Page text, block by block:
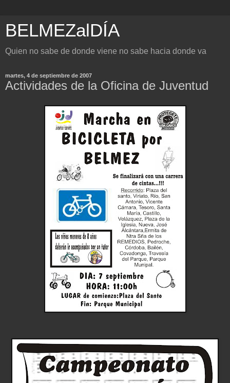
BELMEZalDÍA
Quien no sabe de donde viene no sabe hacia donde va
martes, 4 de septiembre de 2007
Actividades de la Oficina de Juventud